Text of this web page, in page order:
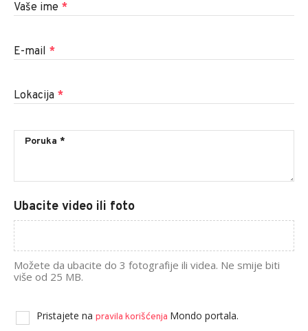
Vaše ime *
E-mail *
Lokacija *
Ubacite video ili foto
Možete da ubacite do 3 fotografije ili videa. Ne smije biti
više od 25 MB.
Pristajete na pravila korišćenja Mondo portala.